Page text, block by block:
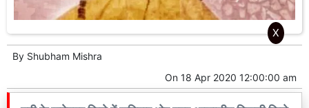
By Shubham Mishra
On 18 Apr 2020 12:00:00 am
X